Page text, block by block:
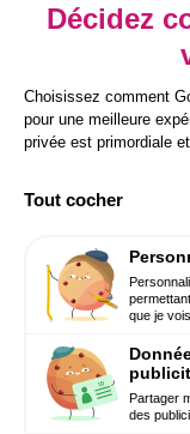
Inscrivez-
prendre une
enjeux RH.
bonnes